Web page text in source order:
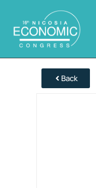
Back